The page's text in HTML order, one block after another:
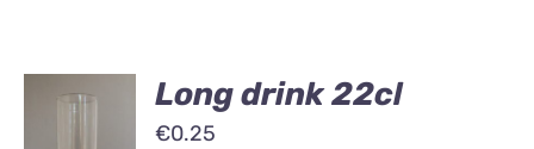
Long drink 22cl
€0.25